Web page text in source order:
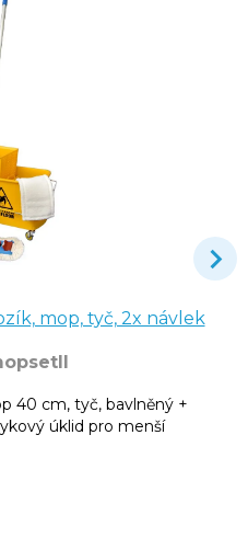
mop, tyč, 2x návlek
40 cm, tyč, bavlněný +
úklid pro menší